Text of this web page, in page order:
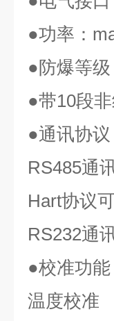
●功率：
●防爆等级
●带10段
●通讯协议
RS485通
Hart协议
RS232通
●校准功能
温度校准